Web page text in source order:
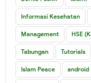
Informasi Kesehatan
Management HSE
Tabungan Tutorials
Islam Peace android